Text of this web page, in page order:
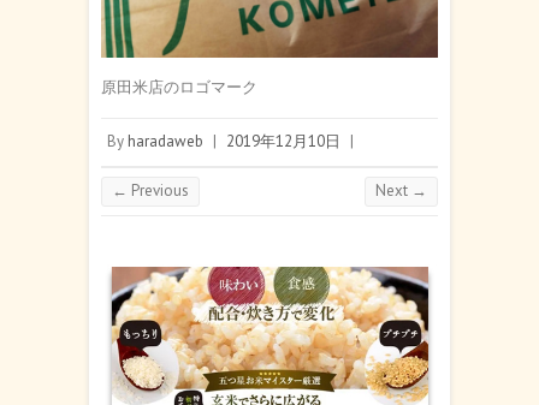
原田米店のロゴマーク
By haradaweb | 2019年12月10日 |
← Previous Next →